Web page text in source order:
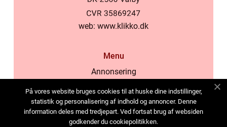
web: www.klikko.dk
Menu
Annonsering
Cookies
Kontakta oss
På vores website bruges cookies til at huske dine indstillinger,
statistik og personalisering af indhold og annoncer. Denne
information deles med tredjepart. Ved fortsat brug af websiden
godkender du cookiepolitikken.